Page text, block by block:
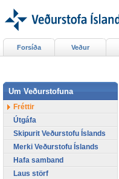
Forsíða Veður
Um Veðurstofuna
Fréttir
Útgáfa
Skipurit Veðurstofu Íslands
Merki Veðurstofu Íslands
Hafa samband
Laus störf